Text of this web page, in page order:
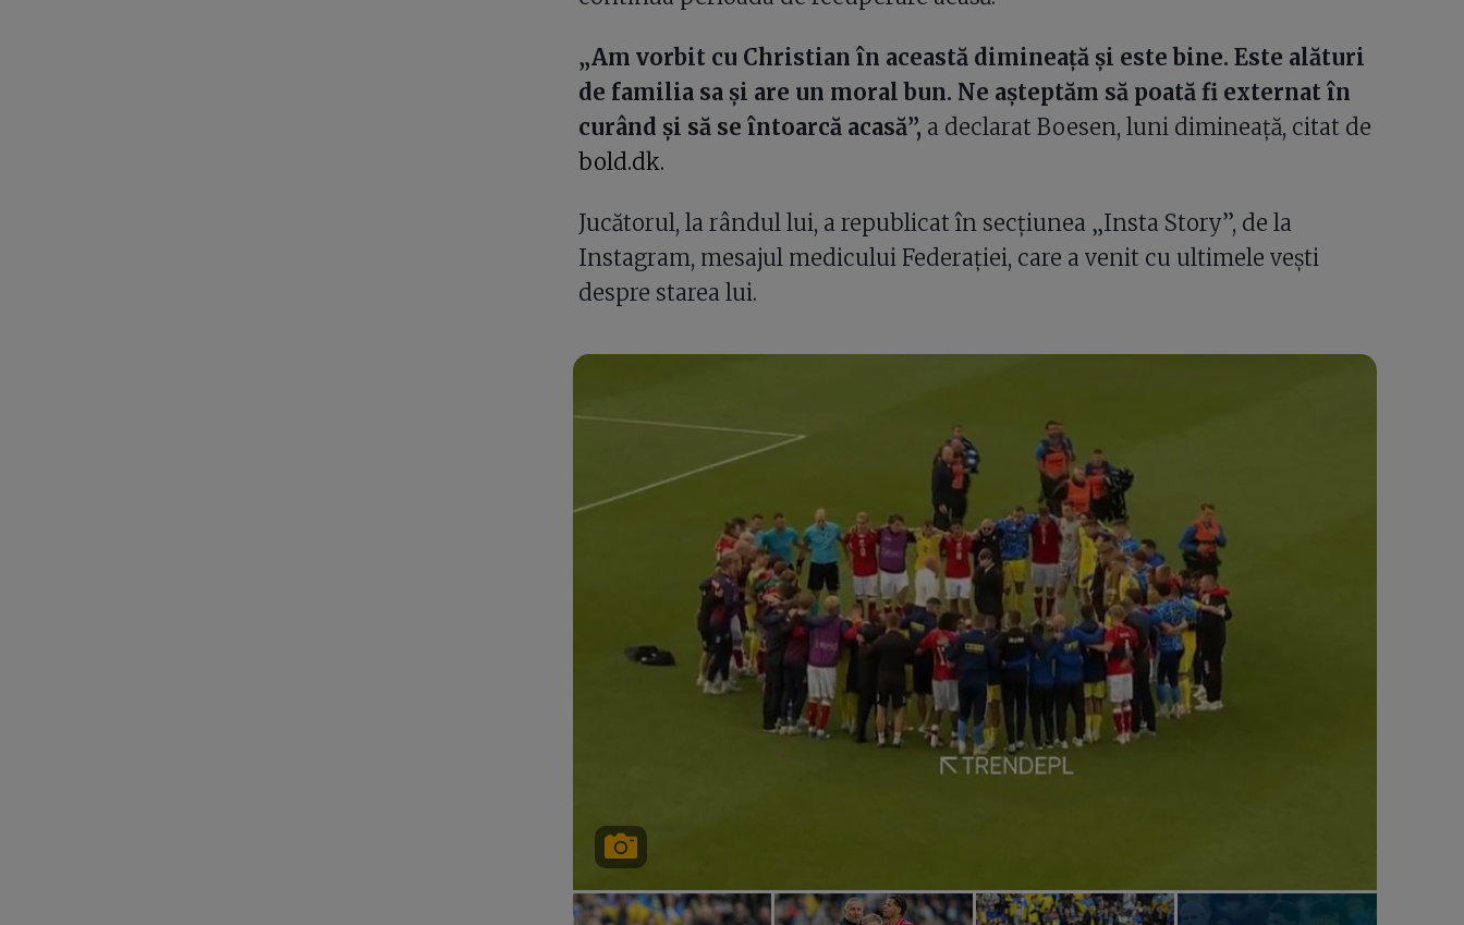
„Am vorbit cu Christian în această dimineață și este bine. Este alături
de familia sa și are un moral bun. Ne așteptăm să poată fi externat în
curând și să se întoarcă acasă”, a declarat Boesen, luni dimineață, citat de
bold.dk.
Jucătorul, la rândul lui, a republicat în secțiunea „Insta Story”, de la
Instagram, mesajul medicului Federației, care a venit cu ultimele vești
despre starea lui.